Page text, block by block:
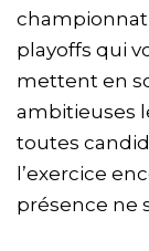
championnat
playoffs qui
mettent en
ambitieuses
toutes
l’exercice
présence ne